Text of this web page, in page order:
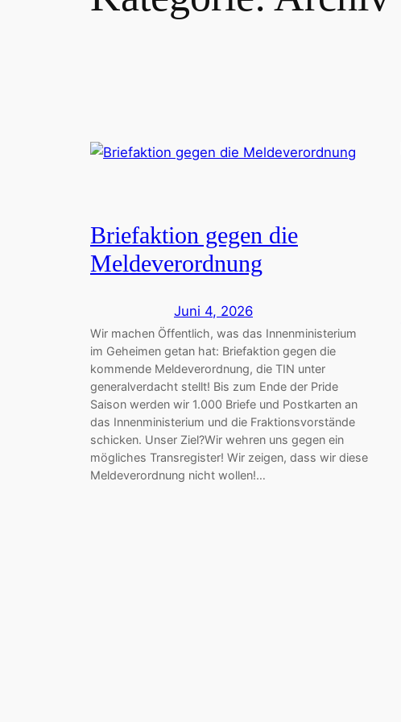
Briefaktion gegen die
Meldeverordnung
Juni 4, 2026
Wir machen Öffentlich, was das Innenministerium
im Geheimen getan hat: Briefaktion gegen die
kommende Meldeverordnung, die TIN unter
generalverdacht stellt! Bis zum Ende der Pride
Saison werden wir 1.000 Briefe und Postkarten an
das Innenministerium und die Fraktionsvorstände
schicken. Unser Ziel?Wir wehren uns gegen ein
mögliches Transregister! Wir zeigen, dass wir diese
Meldeverordnung nicht wollen!…